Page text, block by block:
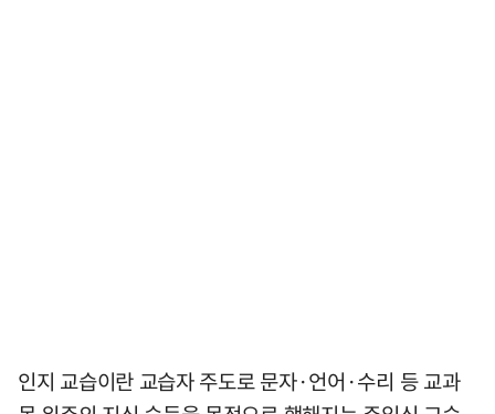
인지 교습이란 교습자 주도로 문자·언어·수리 등 교과